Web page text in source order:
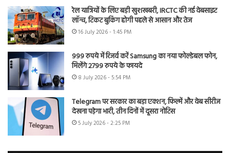
रेल यात्रियों के लिए बड़ी खुशखबरी, IRCTC की नई वेबसाइट
लॉन्च, टिकट बुकिंग होगी पहले से आसान और तेज
16 July 2026 - 1:45 PM
999 रुपये में रिजर्व करें Samsung का नया फोल्डेबल फोन,
मिलेंगे 2799 रुपये के फायदे
8 July 2026 - 5:54 PM
Telegram पर सरकार का बड़ा एक्शन, फिल्में और वेब सीरीज
देखना पड़ेगा भारी, तीन दिनों में दूसरा नोटिस
5 July 2026 - 2:25 PM